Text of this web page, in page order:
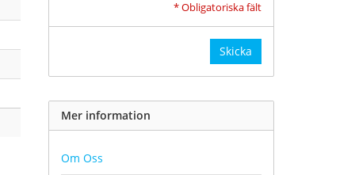
* Obligatoriska fält
Skicka
Mer information
Om Oss